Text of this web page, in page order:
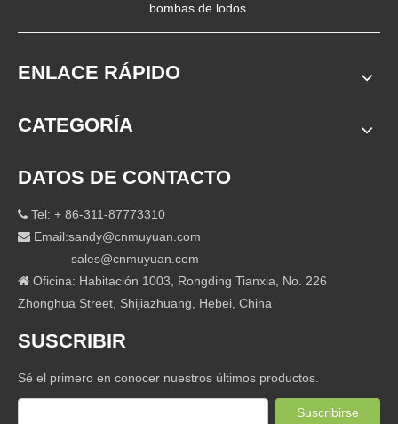
bombas de lodos.
ENLACE RÁPIDO
CATEGORÍA
DATOS DE CONTACTO
 Tel: + 86-311-87773310
 Email:sandy@cnmuyuan.com
sales@cnmuyuan.com
 Oficina: Habitación 1003, Rongding Tianxia, ​​No. 226
Zhonghua Street, Shijiazhuang, Hebei, China
SUSCRIBIR
Sé el primero en conocer nuestros últimos productos.
Suscribirse